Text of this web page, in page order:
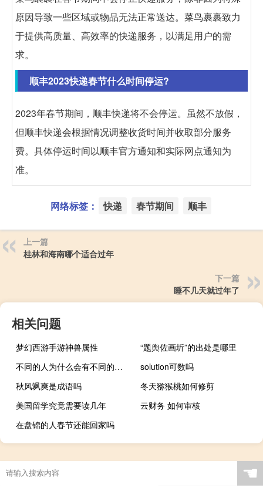
原因导致一些区域或物品无法正常送达。菜鸟裹裹致力
于提供高质量、高效率的快递服务，以满足用户的需
求。
顺丰2023快递春节什么时间停运?
2023年春节期间，顺丰快递将不会停运。虽然不放假，
但顺丰快递会根据情况调整收货时间并收取部分服务
费。具体停运时间以顺丰官方通知和实际网点通知为
准。
网络标签： 快递 春节期间 顺丰
上一篇
桂林和海南哪个适合过年
下一篇
睡不几天就过年了
相关问题
梦幻西游手游神兽属性
“题舆佐画圻”的出处是哪里
不同的人为什么会有不同的声音
solution可数吗
秋风飒爽是成语吗
冬天猕猴桃如何修剪
美国留学究竟需要读几年
云财务 如何审核
在盘锦的人春节还能回家吗
☚